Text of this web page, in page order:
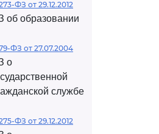
ФЗ от 29.12.2012
об образовании
ФЗ от 27.07.2004
о
службе
ФЗ от 29.12.2012